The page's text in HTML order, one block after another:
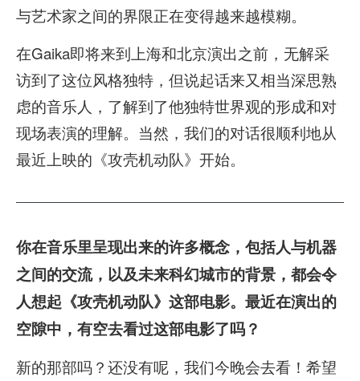
与艺术家之间的界限正在变得越来越模糊。
在Gaika即将来到上海和北京演出之前，无解采
访到了这位风格独特，但说起话来又相当深思熟
虑的音乐人，了解到了他独特世界观的形成和对
现场表演的理解。当然，我们的对话很顺利地从
最近上映的《攻壳机动队》开始。
你在音乐里呈现出来的许多概念，包括人与机器
之间的交流，以及未来科幻城市的背景，都会令
人想起《攻壳机动队》这部电影。最近在演出的
空隙中，有空去看过这部电影了吗？
新的那部吗？还没有呢，我们今晚会去看！希望